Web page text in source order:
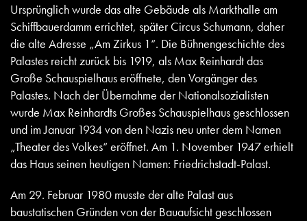
Ursprünglich wurde das alte Gebäude als Markthalle am
Schiffbauerdamm errichtet, später Circus Schumann, daher
die alte Adresse „Am Zirkus 1“. Die Bühnengeschichte des
Palastes reicht zurück bis 1919, als Max Reinhardt das
Große Schauspielhaus eröffnete, den Vorgänger des
Palastes. Nach der Übernahme der Nationalsozialisten
wurde Max Reinhardts Großes Schauspielhaus geschlossen
und im Januar 1934 von den Nazis neu unter dem Namen
„Theater des Volkes“ eröffnet. Am 1. November 1947 erhielt
das Haus seinen heutigen Namen: Friedrichstadt-Palast.
Am 29. Februar 1980 musste der alte Palast aus
baustatischen Gründen von der Bauaufsicht geschlossen